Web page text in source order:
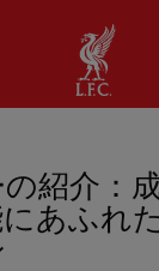
家
紹介：
あふれ